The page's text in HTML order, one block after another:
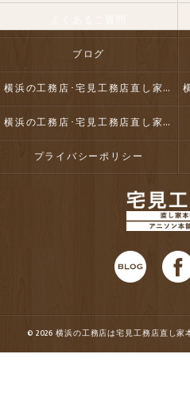
ブログ
横浜の工務店･宅見工務店直し家本舗合同会社の口コミ情報
横浜の工務店･宅見工務店直し家本舗合同会社のお客様の声
プライバシーポリシー
© 2026 横浜の工務店は宅見工務店直し家